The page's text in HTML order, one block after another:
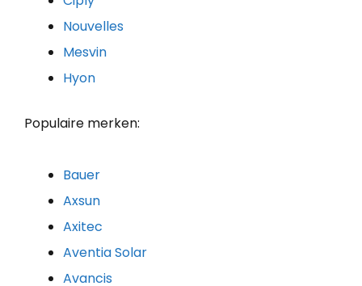
Nouvelles
Mesvin
Hyon
Populaire merken:
Bauer
Axsun
Axitec
Aventia Solar
Avancis